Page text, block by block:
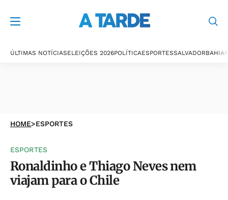
ÚLTIMAS NOTÍCIASELEIÇÕES 2026POLÍTICAESPORTESSALVADORBAHIA
HOME>ESPORTES
ESPORTES
Ronaldinho e Thiago Neves nem
viajam para o Chile